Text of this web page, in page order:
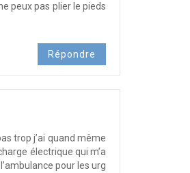
peux pas plier le pieds
Répondre
trop j’ai quand même
électrique qui m’a
pour les urg